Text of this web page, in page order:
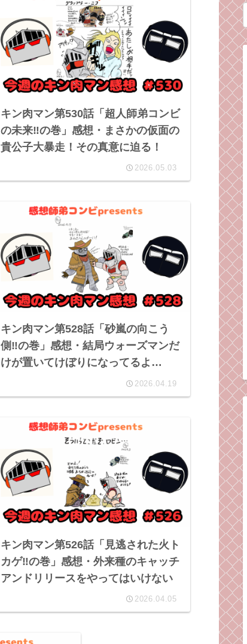
キン肉マン第530話「超人師弟コンビ
の未来‼の巻」感想・まさかの仮面の
貴公子大暴走！その真意に迫る！
2026.05.03
キン肉マン第528話「砂嵐の向こう
側‼︎の巻」感想・結局ウォーズマンだ
けが置いてけぼりになってるよ
2026.04.19
キン肉マン第526話「見逃された火ト
カゲ‼︎の巻」感想・外来種のキャッチ
アンドリリースをやってはいけない
2026.04.05